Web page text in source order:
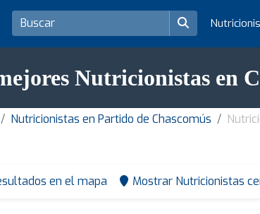
Nutricionistas en
Nutricionistas en Partido de Chascomús
en el mapa Mostrar Nutricionistas